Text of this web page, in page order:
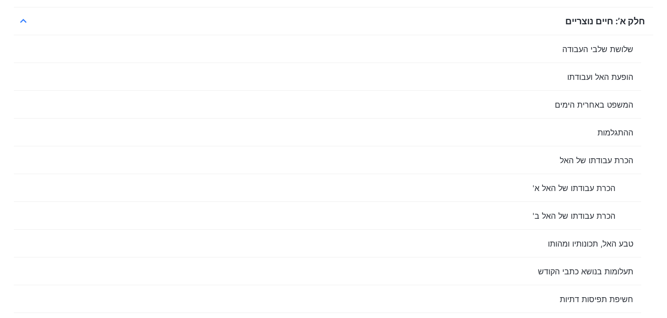
חלק א’: חיים נוצריים
שלושת שלבי העבודה
הופעת האל ועבודתו
המשפט באחרית הימים
ההתגלמות
הכרת עבודתו של האל
הכרת עבודתו של האל א'
הכרת עבודתו של האל ב'
טבע האל, תכונותיו ומהותו
תעלומות בנושא כתבי הקודש
חשיפת תפיסות דתיות